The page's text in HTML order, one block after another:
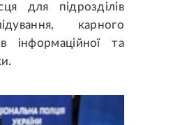
для підрозділів
карного
інформаційної та